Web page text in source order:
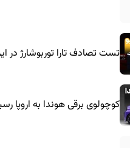
تست تصادف تارا توربوشارژ در
کوچولوی برقی هوندا به اروپا